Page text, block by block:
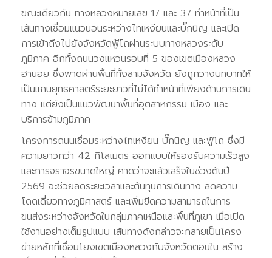
ขณะเดียวกัน ทางหลวงหมายเลข 17 และ 37 ทำหน้าที่เป็น
เส้นทางเชื่อมแนวนอนระหว่างไทเหงียนและบั๊กนิญ และเปิด
การเข้าถึงไปยังจังหวัดฟู้โถผ่านระบบทางหลวงระดับ
ภูมิภาค อีกทั้งถนนวงแหวนรอบที่ 5 ของเขตเมืองหลวง
ฮานอย ซึ่งพาดผ่านพื้นที่ทั้งสามจังหวัด ยังถูกวางบทบาทให้
เป็นแกนยุทธศาสตร์ระยะยาวที่ไม่ได้ทำหน้าที่เพียงด้านการเดิน
ทาง แต่ยังเป็นแนวพัฒนาพื้นที่อุตสาหกรรม เมือง และ
บริการข้ามภูมิภาค
โครงการถนนเชื่อมระหว่างไทเหงียน บั๊กนิญ และฟู้โถ ซึ่งมี
ความยาวกว่า 42 กิโลเมตร ออกแบบให้รองรับความเร็วสูง
และการจราจรขนาดใหญ่ คาดว่าจะแล้วเสร็จในช่วงต้นปี
2569 จะช่วยลดระยะเวลาและต้นทุนการเดินทาง ลดความ
โดดเดี่ยวทางภูมิศาสตร์ และเพิ่มขีดความสามารถในการ
ขนส่งระหว่างจังหวัดในกลุ่มภาคเหนือและพื้นที่ภูเขา เมื่อเปิด
ใช้งานอย่างเต็มรูปแบบ เส้นทางดังกล่าวจะกลายเป็นโครง
ข่ายหลักที่เชื่อมโยงเขตเมืองหลวงกับจังหวัดตอนใน สร้าง